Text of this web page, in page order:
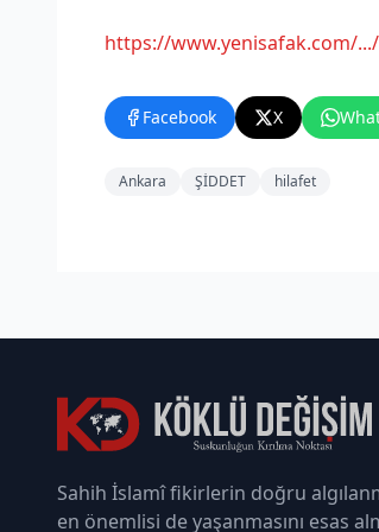
https://www.yenisafak.com/
Facebook X
Ankara ŞİDDET hilafet
Sahih İslamî fikirlerin doğru
en önemlisi de yaşanmasını esas